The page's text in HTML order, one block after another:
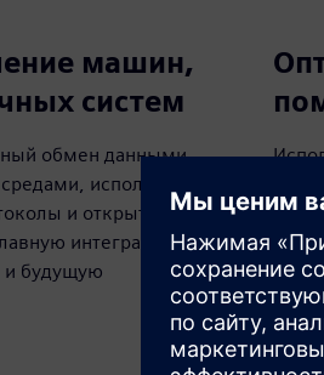
машин,
систем
обмен данными
используя
и открытую
интеграцию с
будущую